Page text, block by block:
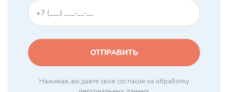
Нажимая, вы даете свое согласие на обработку